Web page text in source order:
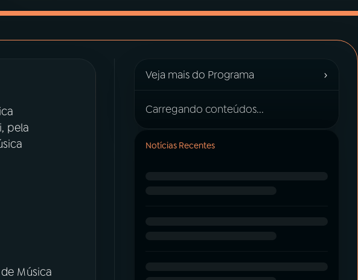
pela
Música
Veja mais do Programa ›
Carregando conteúdos...
Notícias Recentes